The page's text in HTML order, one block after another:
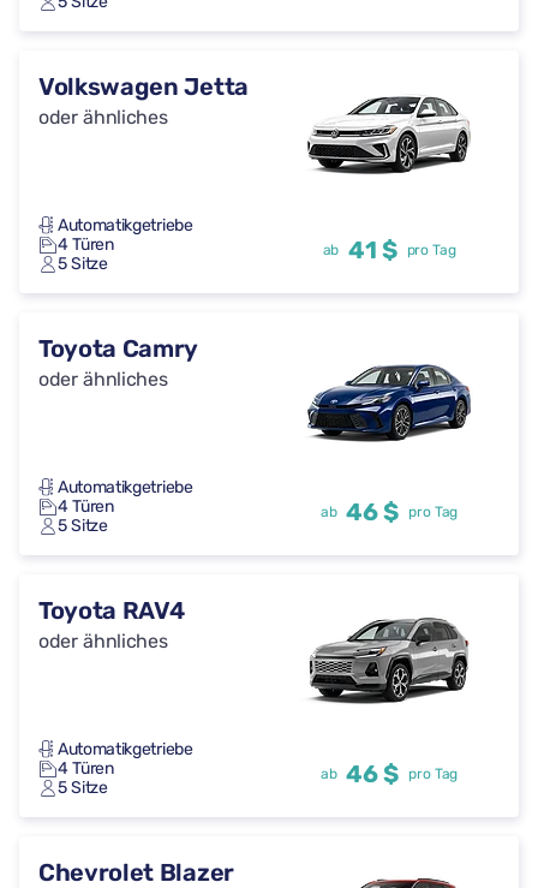
Volkswagen Jetta
oder ähnliches
Automatikgetriebe
4 Türen
5 Sitze
ab 41 $ pro Tag
Toyota Camry
oder ähnliches
Automatikgetriebe
4 Türen
5 Sitze
ab 46 $ pro Tag
Toyota RAV4
oder ähnliches
Automatikgetriebe
4 Türen
5 Sitze
ab 46 $ pro Tag
Chevrolet Blazer